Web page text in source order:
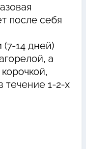
после себя
14 дней)
а
течение 1-2-х